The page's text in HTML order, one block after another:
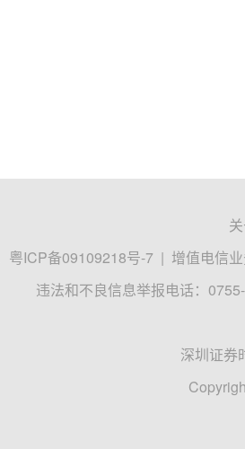
粤ICP备09109218号-7 | 增值电信
违法和不良信息举报电话：
深圳证券